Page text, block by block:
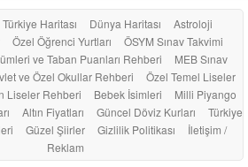
Türkiye Haritası Dünya Haritası
Astroloji
Özel Öğrenci Yurtları
ÖSYM Sınav Takvimi
ve Taban Puanları Rehberi
MEB Sınav
ve Özel Okullar Rehberi
Özel Temel Liseler
Liseler Rehberi
Bebek İsimleri
Milli Piyango
Altın Fiyatları Güncel Döviz Kurları
Türkiye
Güzel Şiirler Gizlilik Politikası
İletişim /
Reklam